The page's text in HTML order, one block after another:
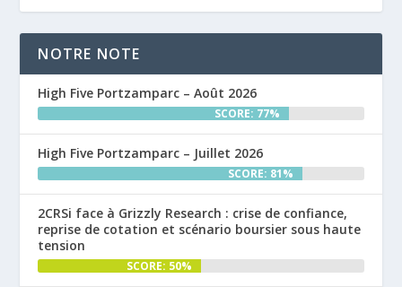
NOTRE NOTE
High Five Portzamparc – Août 2026
SCORE: 77%
High Five Portzamparc – Juillet 2026
SCORE: 81%
2CRSi face à Grizzly Research : crise de confiance,
reprise de cotation et scénario boursier sous haute
tension
SCORE: 50%